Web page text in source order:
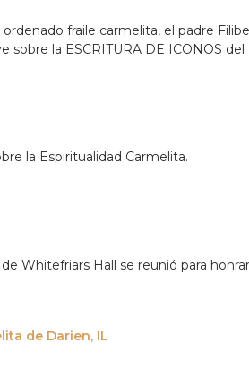
fraile carmelita, el padre
la ESCRITURA DE ICONOS del
la Espiritualidad Carmelita.
Whitefriars Hall se reunió para
de Darien, IL